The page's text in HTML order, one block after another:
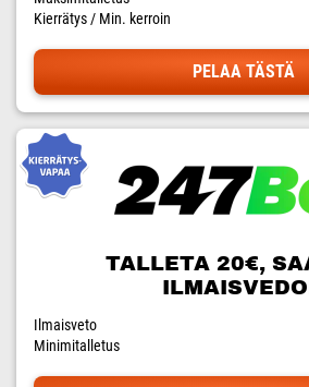
Kierrätys / Min. kerroin
PELAA TÄSTÄ
TALLETA 20€,
Ilmaisveto
Minimitalletus